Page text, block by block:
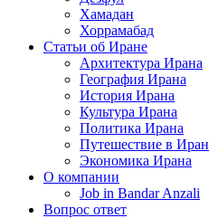
Хамадан
Хоррамабад
Статьи об Иране
Архитектура Ирана
География Ирана
История Ирана
Культура Ирана
Политика Ирана
Путешествие в Иран
Экономика Ирана
О компании
Job in Bandar Anzali
Вопрос ответ